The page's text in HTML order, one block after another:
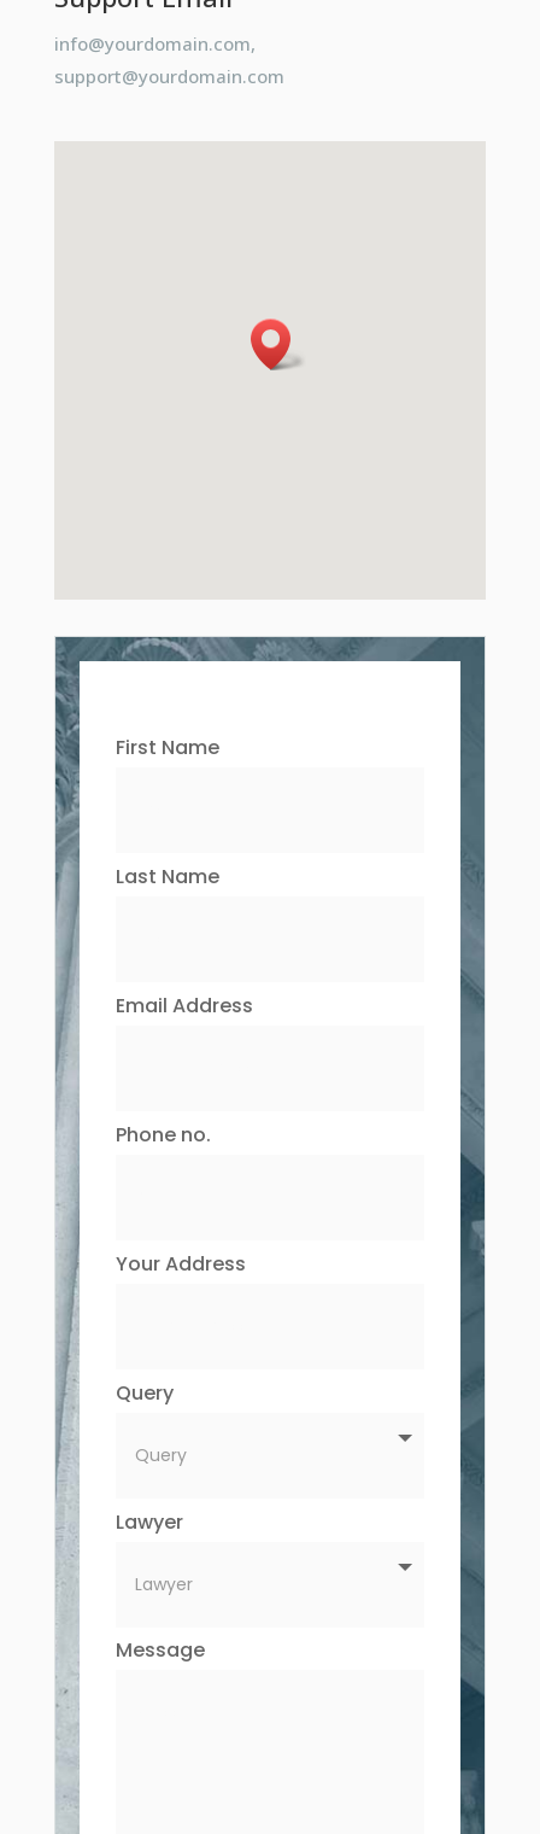
info@yourdomain.com,
support@yourdomain.com
First Name
Last Name
Email Address
Phone no.
Your Address
Query
Lawyer
Message